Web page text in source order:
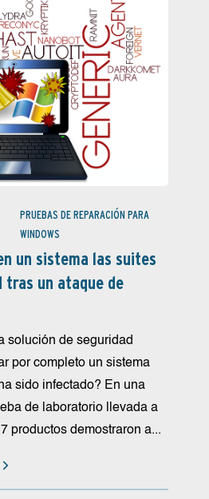
PRUEBAS DE REPARACIÓN PARA
WINDOWS
un sistema las suites
tras un ataque de
solución de seguridad
por completo un sistema
sido infectado? En una
de laboratorio llevada a
productos demostraron a...